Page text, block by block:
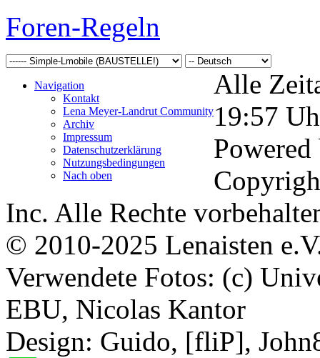
Foren-Regeln
Navigation
Kontakt
Lena Meyer-Landrut Community
Archiv
Impressum
Datenschutzerklärung
Nutzungsbedingungen
Nach oben
Alle
19:57
Inc. Alle Rechte
© 2010-2025 Lenaisten
Verwendete Fotos: (c)
EBU, Nicolas Kantor
Design: Guido, [fliP],